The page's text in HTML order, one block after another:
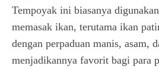
Tempoyak ini biasanya
memasak ikan, terutama ikan
dengan perpaduan manis, asam,
menjadikannya favorit bagi para